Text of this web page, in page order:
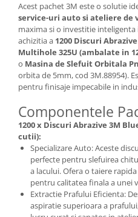
Acest pachet 3M este o solutie
service-uri auto si ateliere de
maxima si o investitie
achizitia a 1200 Discuri
Multihole 325U (ambalate in
o Masina de Slefuit Orbitala
orbita de 5mm, cod 3M.88954).
pentru finisaje impecabile in
Componentele
1200 x Discuri Abrazive 3M
cutii):
Specializare Auto: Aceste
perfecte pentru slefuirea
a lacului. Ofera o taiere
pentru calitatea finala a unei
Extractie Prafului Eficienta:
aspiratie superioara a